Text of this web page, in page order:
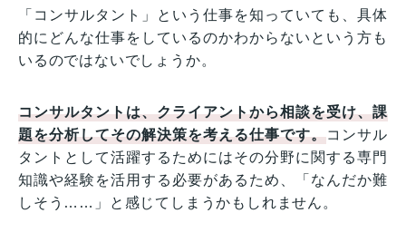
「コンサルタント」という仕事を知っていても、具体
的にどんな仕事をしているのかわからないという方も
いるのではないでしょうか。
コンサルタントは、クライアントから相談を受け、課
題を分析してその解決策を考える仕事です。コンサル
タントとして活躍するためにはその分野に関する専門
知識や経験を活用する必要があるため、「なんだか難
しそう……」と感じてしまうかもしれません。